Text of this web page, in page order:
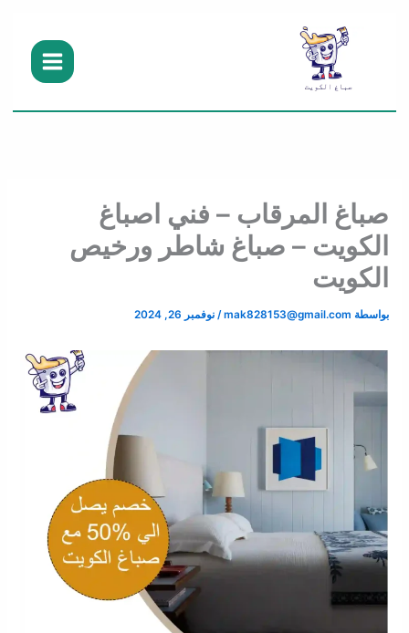
صباغ المرقاب – فني اصباغ
الكويت – صباغ شاطر ورخيص
الكويت
بواسطة mak828153@gmail.com
/نوفمبر 26, 2024